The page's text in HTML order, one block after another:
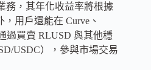
務，其年化收益率將根據
用戶還能在 Curve、
過買賣 RLUSD 與其他穩
USDC），參與市場交易